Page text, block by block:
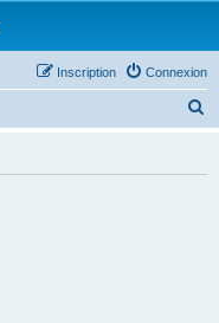
Connexion
Inscription